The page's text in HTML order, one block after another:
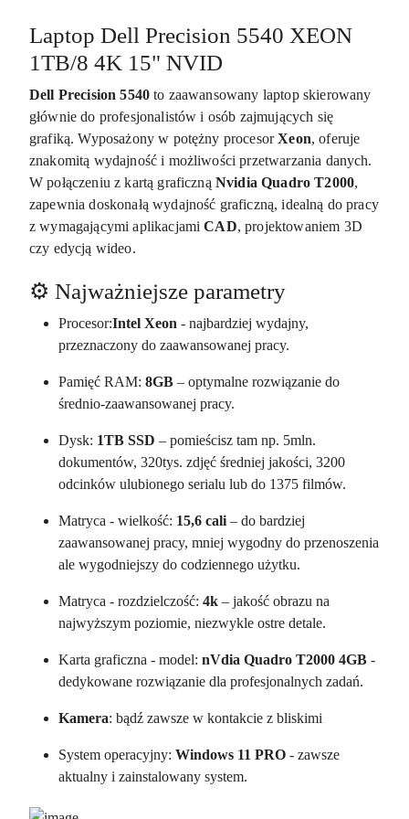
Laptop Dell Precision 5540 XEON
1TB/8 4K 15" NVID
Dell Precision 5540 to zaawansowany laptop skierowany
głównie do profesjonalistów i osób zajmujących się
grafiką. Wyposażony w potężny procesorXeon, oferuje
znakomitą wydajność i możliwości przetwarzania danych.
W połączeniu z kartą graficzną Nvidia Quadro T2000,
zapewnia doskonałą wydajność graficzną, idealną do pracy
z wymagającymi aplikacjamiCAD, projektowaniem 3D
czy edycją wideo.
⚙️ Najważniejsze parametry
Procesor:Intel Xeon - najbardziej wydajny,
przeznaczony do zaawansowanej pracy.
Pamięć RAM: 8GB – optymalne rozwiązanie do
średnio-zaawansowanej pracy.
Dysk: 1TB SSD – pomieścisz tam np. 5mln.
dokumentów, 320tys. zdjęć średniej jakości, 3200
odcinków ulubionego serialu lub do 1375 filmów.
Matryca - wielkość: 15,6 cali – do bardziej
zaawansowanej pracy, mniej wygodny do przenoszenia
ale wygodniejszy do codziennego użytku.
Matryca - rozdzielczość: 4k – jakość obrazu na
najwyższym poziomie, niezwykle ostre detale.
Karta graficzna - model: nVdia Quadro T2000 4GB -
dedykowane rozwiązanie dla profesjonalnych zadań.
Kamera: bądź zawsze w kontakcie z bliskimi
System operacyjny: Windows 11 PRO - zawsze
aktualny i zainstalowany system.